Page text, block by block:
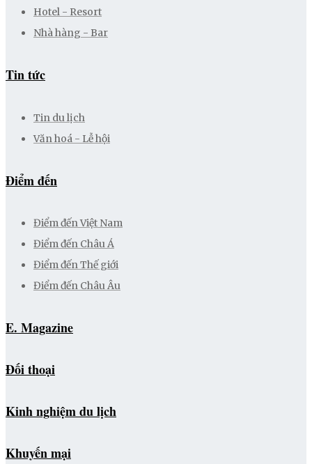
Hotel - Resort
Nhà hàng - Bar
Tin tức
Tin du lịch
Văn hoá - Lễ hội
Điểm đến
Điểm đến Việt Nam
Điểm đến Châu Á
Điểm đến Thế giới
Điểm đến Châu Âu
E. Magazine
Đối thoại
Kinh nghiệm du lịch
Khuyến mại